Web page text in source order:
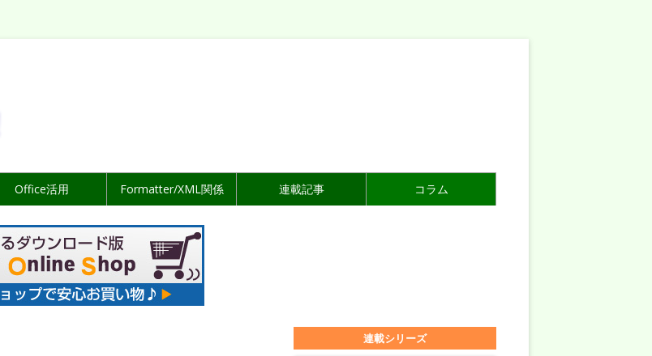
Office活用 Formatter/XML関係 連載記事 コラム
連載シリーズ